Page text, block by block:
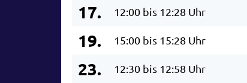
17. 12:00 bis 12:28 Uhr
19. 15:00 bis 15:28 Uhr
23. 12:30 bis 12:58 Uhr